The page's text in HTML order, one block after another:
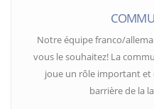
Notre équipe franco/
vous le souhaitez! La
joue un rôle important et
barrière de la